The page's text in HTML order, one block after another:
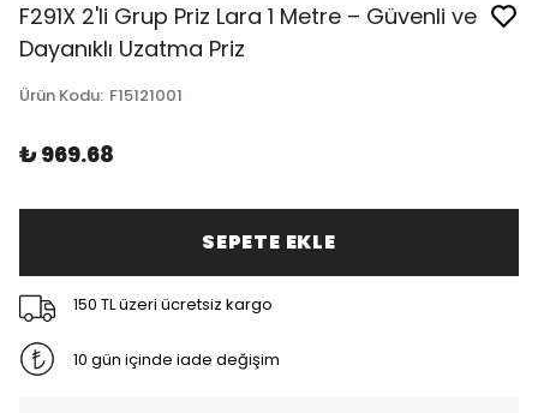
F291X 2'li Grup Priz Lara 1 Metre – Güvenli ve
Dayanıklı Uzatma Priz
Ürün Kodu: F15121001
₺ 969.68
SEPETE EKLE
150 TL üzeri ücretsiz kargo
10 gün içinde iade değişim